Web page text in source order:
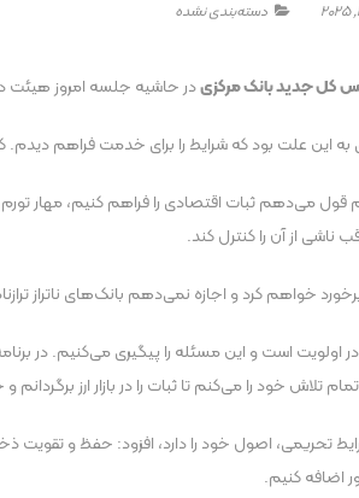
دسته‌بندی نشده
کل جدید بانک مرکزیدر حاشیه جلسه امروز هیئت
این علت بود که شرایط را برای خدمت فراهم دیدم.
قول می‌دهم ثبات اقتصادی را فراهم کنیم، مهار
ناشی از آن را کنترل کند.
خواهم کرد و اجازه نمی‌دهم بانک‌های ناتراز
است و این مسئله را پیگیری می‌کنیم. در برنامه
تلاش خود را می‌کنم تا ثبات را در بازار ارز